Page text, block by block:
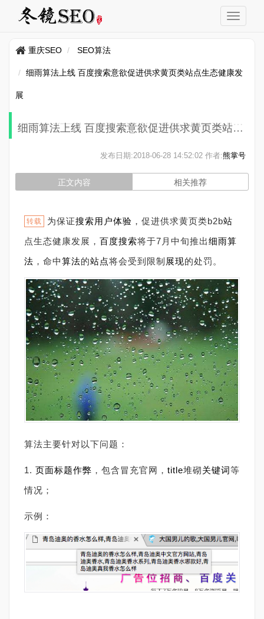
重庆SEO SEO算法
细雨算法上线 百度搜索意欲促进供求黄页类站点生态健康发
展
细雨算法上线 百度搜索意欲促进供求黄页类站点生态健康发展
发布日期:2018-06-28 14:52:02 作者:熊掌号
正文内容 相关推荐
转载 为保证搜索用户体验 ，促进供求黄页类b2b站
点生态健康发展， 百度搜索将于7月中旬推出细雨算
法 ，命中算法的站点将会受到限制 展现的处罚。
算法主要针对以下问题：
1. 页面标题作弊 ，包含冒充官网， title堆砌关键词等
情况；
示例：